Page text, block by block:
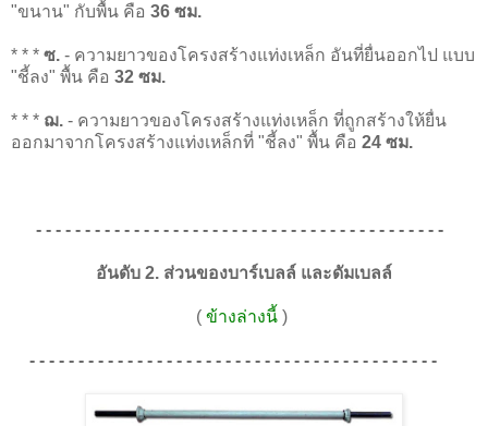
"ขนาน" กับพื้น คือ 36 ซม.
* * * ซ. - ความยาวของโครงสร้างแท่งเหล็ก อันที่ยื่นออกไป แบบ
"ชี้ลง" พื้น คือ 32 ซม.
* * * ฌ. - ความยาวของโครงสร้างแท่งเหล็ก ที่ถูกสร้างให้ยื่น
ออกมาจากโครงสร้างแท่งเหล็กที่ "ชี้ลง" พื้น คือ 24 ซม.
- - - - - - - - - - - - - - - - - - - - - - - - - - - - - - - - - - - - - - - - - -
อันดับ 2. ส่วนของบาร์เบลล์ และดัมเบลล์
( ข้างล่างนี้ )
- - - - - - - - - - - - - - - - - - - - - - - - - - - - - - - - - - - - - - - - - -